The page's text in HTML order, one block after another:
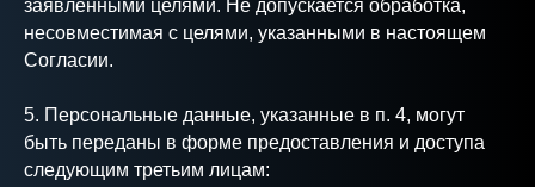
заявленными целями. Не допускается обработка,
несовместимая с целями, указанными в настоящем
Согласии.
5. Персональные данные, указанные в п. 4, могут
быть переданы в форме предоставления и доступа
следующим третьим лицам: